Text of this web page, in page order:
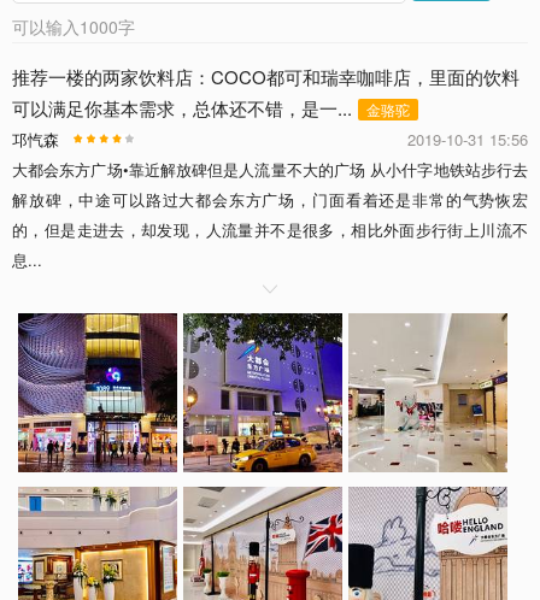
可以输入1000字
推荐一楼的两家饮料店：COCO都可和瑞幸咖啡店，里面的饮料
可以满足你基本需求，总体还不错，是一...
金骆驼
2019-10-31 15:56
邛忾森
大都会东方广场•靠近解放碑但是人流量不大的广场 从小什字地铁站步行去
解放碑，中途可以路过大都会东方广场，门面看着还是非常的气势恢宏
的，但是走进去，却发现，人流量并不是很多，相比外面步行街上川流不
息...
